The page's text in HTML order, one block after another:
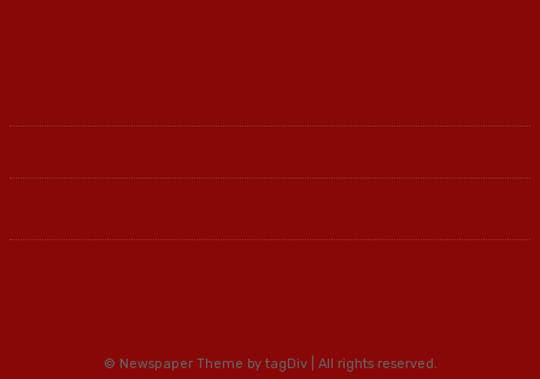
© Newspaper Theme by tagDiv | All rights reserved.